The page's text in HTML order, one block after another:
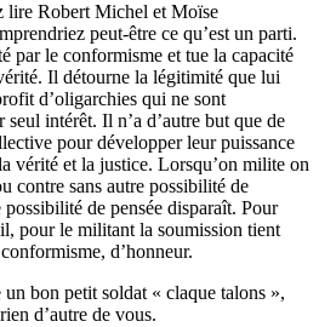
lire Robert Michel et Moïse
peut-être ce qu’est un parti.
par le conformisme et tue la capacité
Il détourne la légitimité que lui
d’oligarchies qui ne sont
seul intérêt. Il n’a d’autre but que de
pour développer leur puissance
vérité et la justice. Lorsqu’on milite on
contre sans autre possibilité de
de pensée disparaît. Pour
pour le militant la soumission tient
d’honneur.
bon petit soldat « claque talons »,
d’autre de vous.